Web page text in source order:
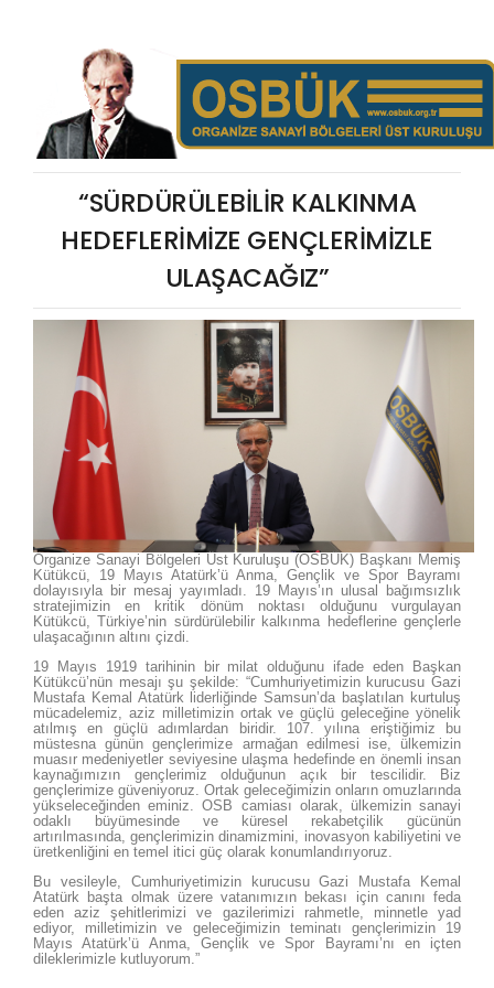
“SÜRDÜRÜLEBİLİR KALKINMA
HEDEFLERİMİZE GENÇLERİMİZLE
ULAŞACAĞIZ”
Organize Sanayi Bölgeleri Üst Kuruluşu (OSBÜK) Başkanı Memiş
Kütükcü, 19 Mayıs Atatürk’ü Anma, Gençlik ve Spor Bayramı
dolayısıyla bir mesaj yayımladı. 19 Mayıs’ın ulusal bağımsızlık
stratejimizin en kritik dönüm noktası olduğunu vurgulayan
Kütükcü, Türkiye’nin sürdürülebilir kalkınma hedeflerine gençlerle
ulaşacağının altını çizdi.
19 Mayıs 1919 tarihinin bir milat olduğunu ifade eden Başkan
Kütükcü’nün mesajı şu şekilde: “Cumhuriyetimizin kurucusu Gazi
Mustafa Kemal Atatürk liderliğinde Samsun’da başlatılan kurtuluş
mücadelemiz, aziz milletimizin ortak ve güçlü geleceğine yönelik
atılmış en güçlü adımlardan biridir. 107. yılına eriştiğimiz bu
müstesna günün gençlerimize armağan edilmesi ise, ülkemizin
muasır medeniyetler seviyesine ulaşma hedefinde en önemli insan
kaynağımızın gençlerimiz olduğunun açık bir tescilidir. Biz
gençlerimize güveniyoruz. Ortak geleceğimizin onların omuzlarında
yükseleceğinden eminiz. OSB camiası olarak, ülkemizin sanayi
odaklı büyümesinde ve küresel rekabetçilik gücünün
artırılmasında, gençlerimizin dinamizmini, inovasyon kabiliyetini ve
üretkenliğini en temel itici güç olarak konumlandırıyoruz.
Bu vesileyle, Cumhuriyetimizin kurucusu Gazi Mustafa Kemal
Atatürk başta olmak üzere vatanımızın bekası için canını feda
eden aziz şehitlerimizi ve gazilerimizi rahmetle, minnetle yad
ediyor, milletimizin ve geleceğimizin teminatı gençlerimizin 19
Mayıs Atatürk’ü Anma, Gençlik ve Spor Bayramı’nı en içten
dileklerimizle kutluyorum.”